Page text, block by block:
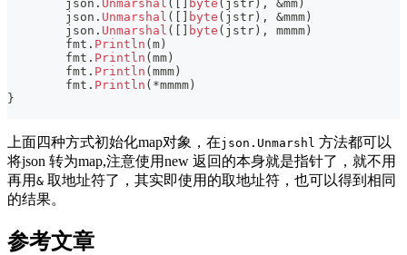
	json
. Unmarshal ( byte ( jstr ) , &mm )
	json
. Unmarshal ( [ ] byte ( jstr) , &mmm)
	json
. Unmarshal ( [ ] byte ( jstr) , mmmm)
	fmt
. Println (m)
	fmt
. Println (mm)
	fmt
. Println (mmm)
	fmt
. Println ( *mmmm)
}
上面四种方式初始化map对象，在json.Unmarshl 方法都可以
将json 转为map,注意使用new 返回的本身就是指针了，就不用
再用 & 取地址符了，其实即使用的取地址符，也可以得到相同
的结果。
参考文章